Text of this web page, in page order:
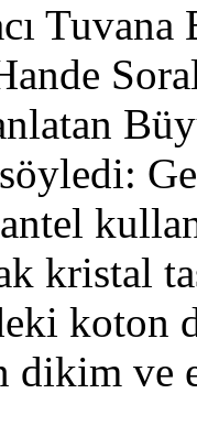
kristal
koton
ve